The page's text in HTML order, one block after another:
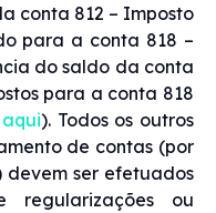
conta 812 – Imposto
para a conta 818 –
do saldo da conta
para a conta 818
aqui). Todos os outros
de contas (por
devem ser efetuados
regularizações ou